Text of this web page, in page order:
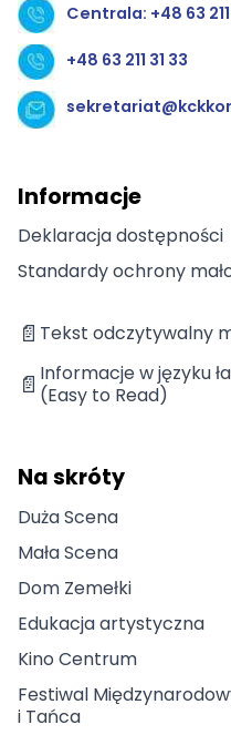
Centrala: +48 63 211
+48 63 211 31 33
Informacje
Deklaracja dostępności
Standardy ochrony
📄 Tekst odczytywalny
📄 Informacje w języku
(Easy to Read)
Na skróty
Duża Scena
Mała Scena
Dom Zemełki
Edukacja artystyczna
Kino Centrum
Festiwal
i Tańca